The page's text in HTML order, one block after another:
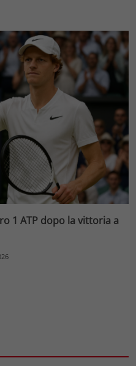
1 ATP dopo la vittoria a